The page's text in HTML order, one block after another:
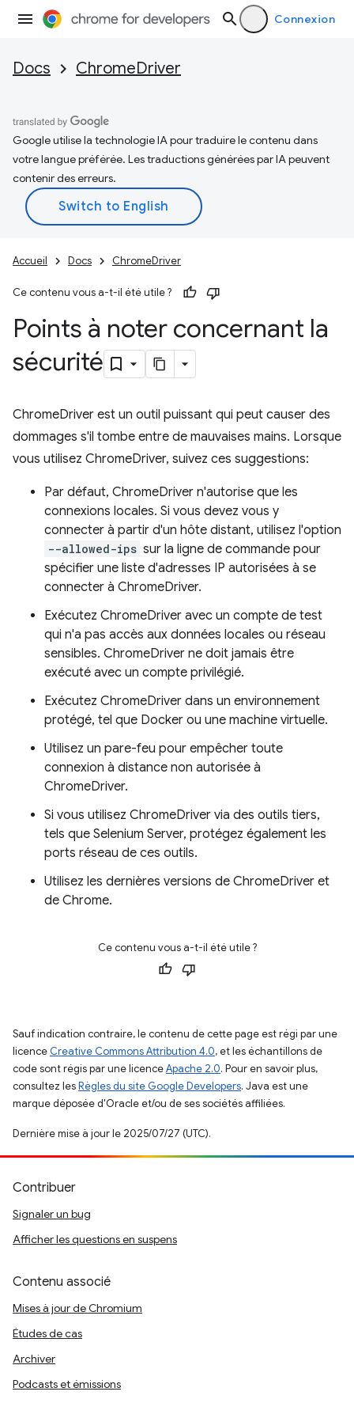
Connexion
Docs ChromeDriver
Google utilise la technologie IA pour traduire le contenu dans
votre langue préférée. Les traductions générées par IA peuvent
contenir des erreurs.
Accueil Docs ChromeDriver
Ce contenu vous a-t-il été utile ?
Points à noter concernant la
sécurité
ChromeDriver est un outil puissant qui peut causer des
dommages s'il tombe entre de mauvaises mains. Lorsque
vous utilisez ChromeDriver, suivez ces suggestions:
Par défaut, ChromeDriver n'autorise que les
connexions locales. Si vous devez vous y
connecter à partir d'un hôte distant, utilisez l'option
--allowed-ips sur la ligne de commande pour
spécifier une liste d'adresses IP autorisées à se
connecter à ChromeDriver.
Exécutez ChromeDriver avec un compte de test
qui n'a pas accès aux données locales ou réseau
sensibles. ChromeDriver ne doit jamais être
exécuté avec un compte privilégié.
Exécutez ChromeDriver dans un environnement
protégé, tel que Docker ou une machine virtuelle.
Utilisez un pare-feu pour empêcher toute
connexion à distance non autorisée à
ChromeDriver.
Si vous utilisez ChromeDriver via des outils tiers,
tels que Selenium Server, protégez également les
ports réseau de ces outils.
Utilisez les dernières versions de ChromeDriver et
de Chrome.
Ce contenu vous a-t-il été utile ?
Sauf indication contraire, le contenu de cette page est régi par une
licence Creative Commons Attribution 4.0, et les échantillons de
code sont régis par une licenceApache 2.0. Pour en savoir plus,
consultez lesRègles du site Google Developers. Java est une
marque déposée d'Oracle et/ou de ses sociétés affiliées.
Dernière mise à jour le 2025/07/27 (UTC).
Contribuer
Signaler un bug
Afficher les questions en suspens
Contenu associé
Mises à jour de Chromium
Études de cas
Archiver
Podcasts et émissions